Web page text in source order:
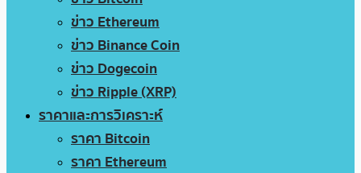
ข่าว Ethereum
ข่าว Binance Coin
ข่าว Dogecoin
ข่าว Ripple (XRP)
ราคาและการวิเคราะห์
ราคา Bitcoin
ราคา Ethereum